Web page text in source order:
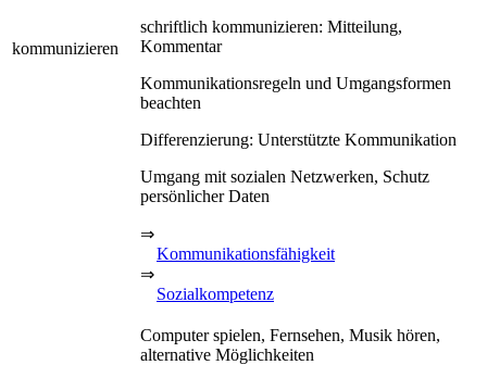
kommunizieren
schriftlich kommunizieren: Mitteilung,
Kommentar
Kommunikationsregeln und Umgangsformen
beachten
Differenzierung: Unterstützte Kommunikation
Umgang mit sozialen Netzwerken, Schutz
persönlicher Daten
⇒
Kommunikationsfähigkeit
⇒
Sozialkompetenz
Computer spielen, Fernsehen, Musik hören,
alternative Möglichkeiten